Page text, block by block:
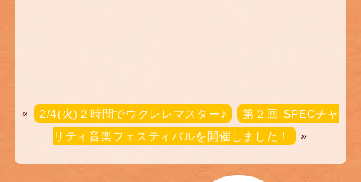
« 2/4(火)２時間でウクレレマスター♪
第２回 SPECチャ
リティ音楽フェスティバルを開催しました！
»